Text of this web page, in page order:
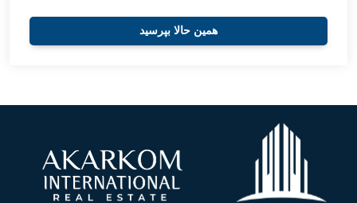
همین حالا بپرسید